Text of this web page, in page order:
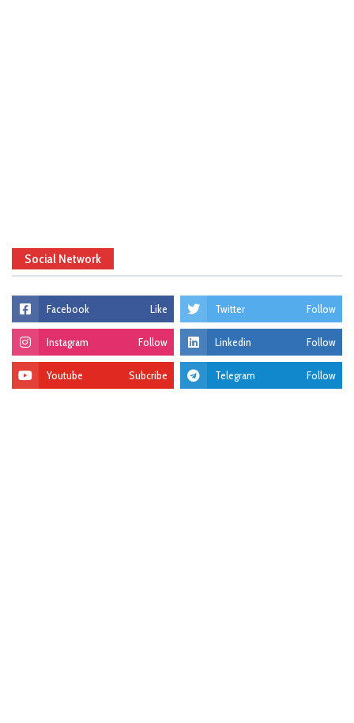
Social Network
Facebook Like Twitter Follow
Instagram Follow Linkedin Follow
Youtube Subcribe Telegram Follow